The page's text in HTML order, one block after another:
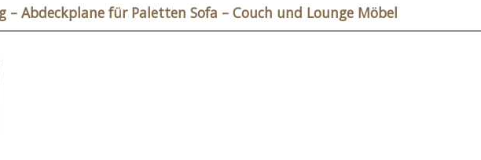
– Abdeckplane für Paletten Sofa – Couch und Lounge Möbel